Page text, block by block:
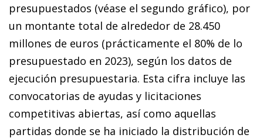
presupuestados (véase el segundo gráfico), por
un montante total de alrededor de 28.450
millones de euros (prácticamente el 80% de lo
presupuestado en 2023), según los datos de
ejecución presupuestaria. Esta cifra incluye las
convocatorias de ayudas y licitaciones
competitivas abiertas, así como aquellas
partidas donde se ha iniciado la distribución de